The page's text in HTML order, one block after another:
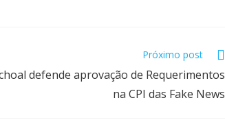
Próximo post
defende aprovação de Requerimentos
na CPI das Fake News